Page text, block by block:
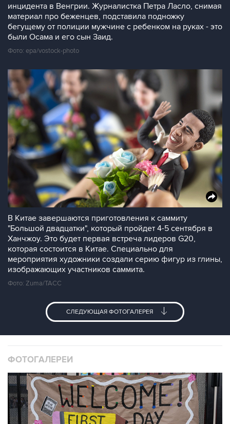
инцидента в Венгрии. Журналистка Петра Ласло, снимая
материал про беженцев, подставила подножку
бегущему от полиции мужчине с ребенком на руках - это
были Осама и его сын Заид.
Фото: epa/vostock-photo
В Китае завершаются приготовления к саммиту
"Большой двадцатки", который пройдет 4-5 сентября в
Ханчжоу. Это будет первая встреча лидеров G20,
которая состоится в Китае. Специально для
мероприятия художники создали серию фигур из глины,
изображающих участников саммита.
Фото: Zuma/ТАСС
СЛЕДУЮЩАЯ ФОТОГАЛЕРЕЯ
ФОТОГАЛЕРЕИ